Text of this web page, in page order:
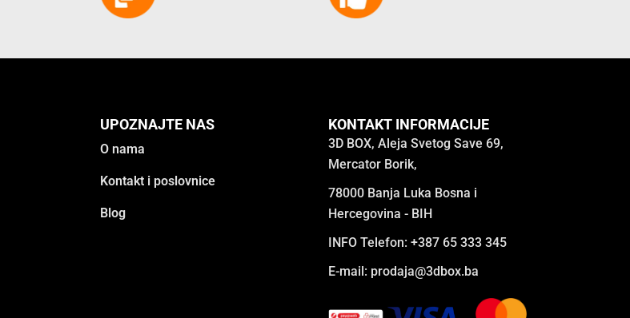
UPOZNAJTE NAS
O nama
Kontakt i poslovnice
Blog
KONTAKT INFORMACIJE
3D BOX, Aleja Svetog Save 69,
Mercator Borik,
78000 Banja Luka Bosna i
Hercegovina - BIH
INFO Telefon: +387 65 333 345
E-mail: prodaja@3dbox.ba